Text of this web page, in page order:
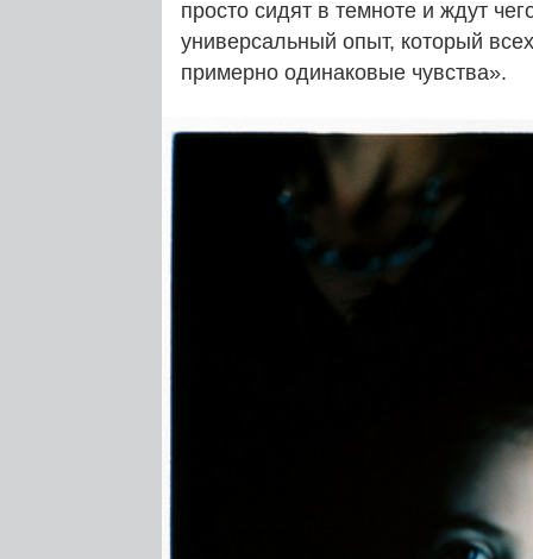
просто сидят в темноте и ждут
универсальный опыт, который
примерно одинаковые чувства».